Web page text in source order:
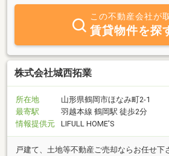
この不動産会社が
賃貸物件を探
株式会社城西拓業
所在地
山形県鶴岡市ほなみ町2-1
最寄駅
羽越本線 鶴岡駅 徒歩2分
情報提供元
LIFULL HOME'S
戸建て、土地等不動産ご売却ならお任せ下